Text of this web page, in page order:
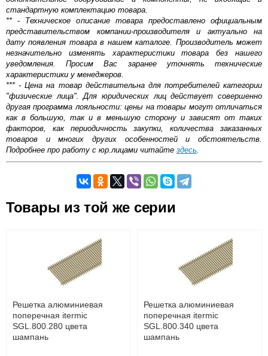
стандартную комплектацию товара.
** - Техническое описание товара предоставлено официальным
представительством компании-производителя и актуально на
дату появления товара в нашем каталоге. Производитель может
незначительно изменять характеристики товара без нашего
уведомления. Просим Вас заранее уточнять технические
характеристики у менеджеров.
*** - Цена на товар действительна для потребителей категории
"физические лица". Для юридических лиц действует совершенно
другая программа лояльности: цены на товары могут отличаться
как в большую, так и в меньшую сторону и зависят от таких
факторов, как периодичность закупки, количества заказанных
товаров и многих других особенностей и обстоятельств.
Подробнее про работу с юр.лицами читайте здесь.
Оставьте отзыв
Доставка сантехники по Москве и Московской области
Наличный расчёт
Банковской картой на сайте в режиме реального
времени
Банковской картой при получении товара как при
Интернет-деньгами (Yandex-деньги, Web-money,
Qiwi-кошельки и другие).
Безналичный расчёт (возможно и с НДС)
подробнее...
Товары из той же серии
Решетка алюминиевая
поперечная itermic
SGL.800.280 цвета
шампань
Решетка алюминиевая
поперечная itermic
SGL.800.340 цвета
шампань